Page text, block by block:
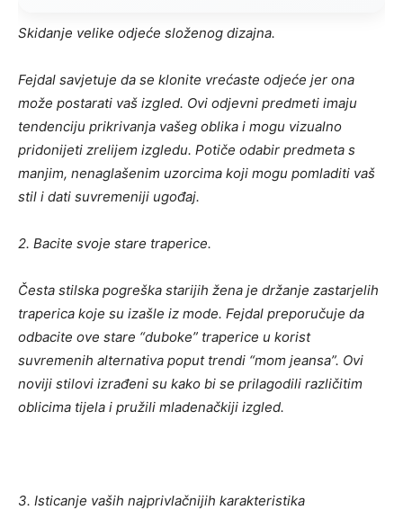
Skidanje velike odjeće složenog dizajna.
Fejdal savjetuje da se klonite vrećaste odjeće jer ona
može postarati vaš izgled. Ovi odjevni predmeti imaju
tendenciju prikrivanja vašeg oblika i mogu vizualno
pridonijeti zrelijem izgledu. Potiče odabir predmeta s
manjim, nenaglašenim uzorcima koji mogu pomladiti vaš
stil i dati suvremeniji ugođaj.
2. Bacite svoje stare traperice.
Česta stilska pogreška starijih žena je držanje zastarjelih
traperica koje su izašle iz mode. Fejdal preporučuje da
odbacite ove stare “duboke” traperice u korist
suvremenih alternativa poput trendi “mom jeansa”. Ovi
noviji stilovi izrađeni su kako bi se prilagodili različitim
oblicima tijela i pružili mladenačkiji izgled.
3. Isticanje vaših najprivlačnijih karakteristika